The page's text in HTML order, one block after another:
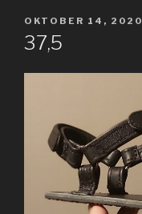
VERÖFFENTLICHT
AM
OKTOBER 14, 2020
37,5